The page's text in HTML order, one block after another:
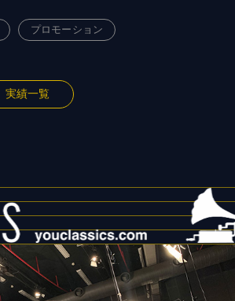
プロモーション
実績一覧